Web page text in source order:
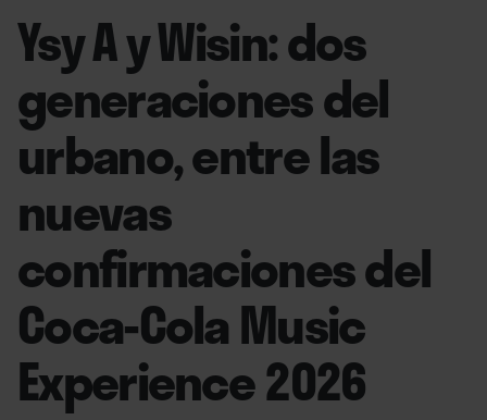
Ysy A y Wisin: dos
generaciones del
urbano, entre las
nuevas
confirmaciones del
Coca-Cola Music
Experience 2026